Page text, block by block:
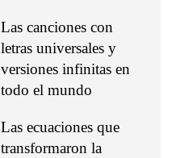
Las canciones con
letras universales y
versiones infinitas en
todo el mundo
Las ecuaciones que
transformaron la